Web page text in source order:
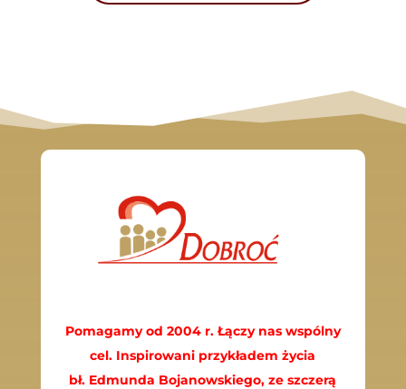
Pomagamy od 2004 r. Łączy nas wspólny
cel. Inspirowani przykładem życia
bł. Edmunda Bojanowskiego, ze szczerą